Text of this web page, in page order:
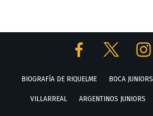
BIOGRAFÍA DE RIQUELME BOCA JUNIORS
VILLARREAL ARGENTINOS JUNIORS